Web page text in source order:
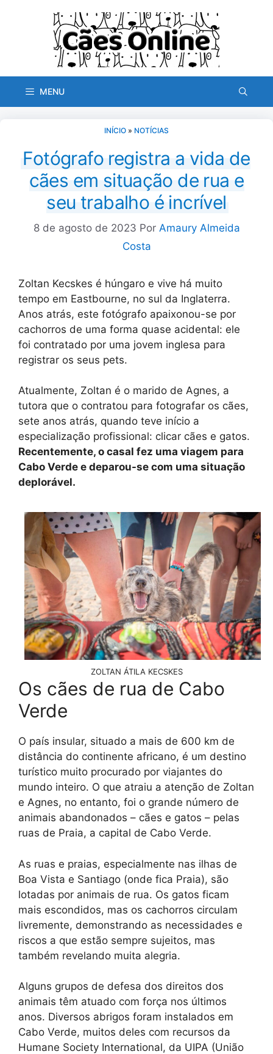
MENU
INÍCIO » NOTÍCIAS
Fotógrafo registra a vida de
cães em situação de rua e
seu trabalho é incrível
8 de agosto de 2023 Por Amaury Almeida
Costa
Zoltan Kecskes é húngaro e vive há muito
tempo em Eastbourne, no sul da Inglaterra.
Anos atrás, este fotógrafo apaixonou-se por
cachorros de uma forma quase acidental: ele
foi contratado por uma jovem inglesa para
registrar os seus pets.
Atualmente, Zoltan é o marido de Agnes, a
tutora que o contratou para fotografar os cães,
sete anos atrás, quando teve início a
especialização profissional: clicar cães e gatos.
Recentemente, o casal fez uma viagem para
Cabo Verde e deparou-se com uma situação
deplorável.
ZOLTAN ÁTILA KECSKES
Os cães de rua de Cabo
Verde
O país insular, situado a mais de 600 km de
distância do continente africano, é um destino
turístico muito procurado por viajantes do
mundo inteiro. O que atraiu a atenção de Zoltan
e Agnes, no entanto, foi o grande número de
animais abandonados – cães e gatos – pelas
ruas de Praia, a capital de Cabo Verde.
As ruas e praias, especialmente nas ilhas de
Boa Vista e Santiago (onde fica Praia), são
lotadas por animais de rua. Os gatos ficam
mais escondidos, mas os cachorros circulam
livremente, demonstrando as necessidades e
riscos a que estão sempre sujeitos, mas
também revelando muita alegria.
Alguns grupos de defesa dos direitos dos
animais têm atuado com força nos últimos
anos. Diversos abrigos foram instalados em
Cabo Verde, muitos deles com recursos da
Humane Society International, da UIPA (União